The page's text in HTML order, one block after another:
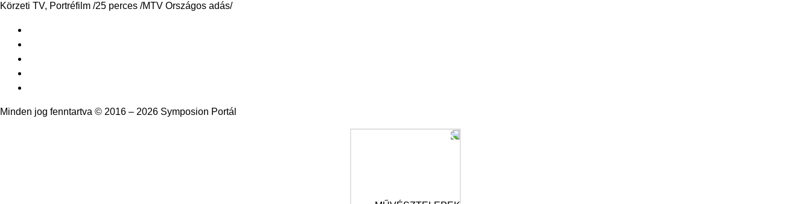
Körzeti TV, Portréfilm /25 perces /MTV Országos adás/
Minden jog fenntartva © 2016 – 2026 Symposion Portál